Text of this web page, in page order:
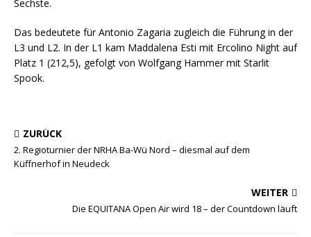
Sechste.
Das bedeutete für Antonio Zagaria zugleich die Führung in der
L3 und L2. In der L1 kam Maddalena Esti mit Ercolino Night auf
Platz 1 (212,5), gefolgt von Wolfgang Hammer mit Starlit
Spook.
ZURÜCK
2. Regioturnier der NRHA Ba-Wü Nord – diesmal auf dem
Küffnerhof in Neudeck
WEITER
Die EQUITANA Open Air wird 18 – der Countdown läuft